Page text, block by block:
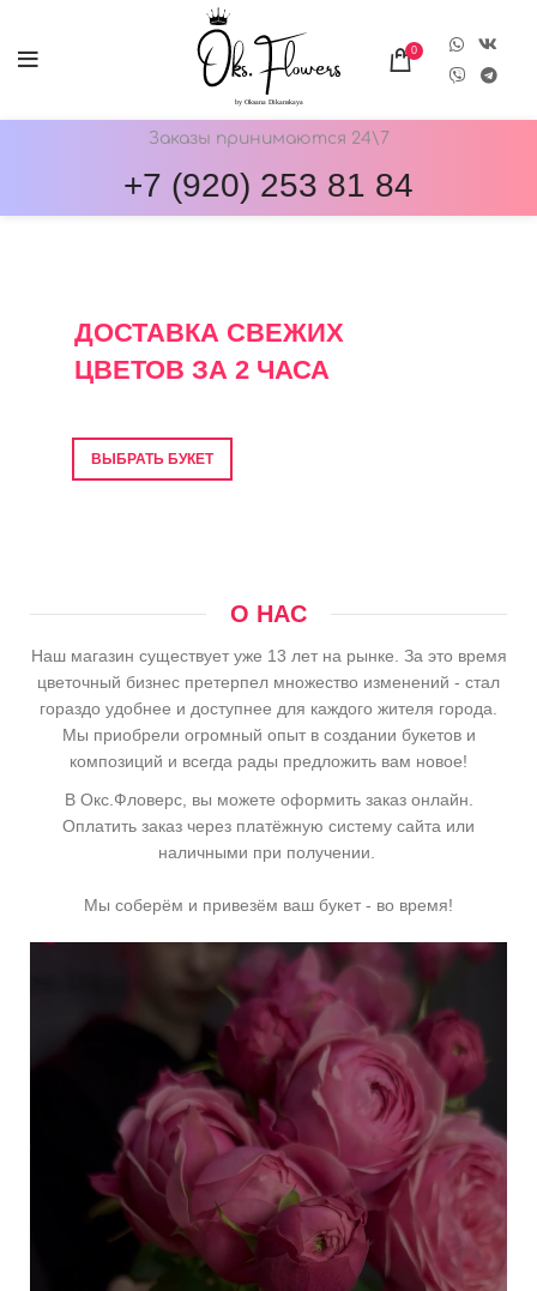
0
Заказы принимаются 24\7
+7 (920) 253 81 84
ДОСТАВКА СВЕЖИХ
ЦВЕТОВ ЗА 2 ЧАСА
ВЫБРАТЬ БУКЕТ
О НАС
Наш магазин существует уже 13 лет на рынке. За это время
цветочный бизнес претерпел множество изменений - стал
гораздо удобнее и доступнее для каждого жителя города.
Мы приобрели огромный опыт в создании букетов и
композиций и всегда рады предложить вам новое!
В Окс.Фловерс, вы можете оформить заказ онлайн.
Оплатить заказ через платёжную систему сайта или
наличными при получении.
Мы соберём и привезём ваш букет - во время!